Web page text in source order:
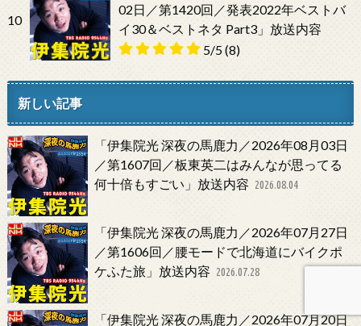
10
02日／第1420回／発表2022年ベストバ
イ30＆ベストネタ Part3」放送内容
5/5(8)
新しい記事
「伊集院光 深夜の馬鹿力／2026年08月03日
／第1607回／板東英二はみんなが思ってる
何十倍もすごい」放送内容 2026.08.04
「伊集院光 深夜の馬鹿力／2026年07月27日
／第1606回／腰モードで北海道にバイクポ
ケふた旅」放送内容 2026.07.28
「伊集院光 深夜の馬鹿力／2026年07月20日